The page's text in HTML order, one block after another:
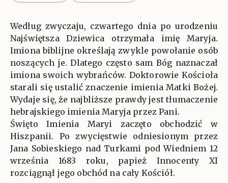
Według zwyczaju, czwartego dnia po urodzeniu
Najświętsza Dziewica otrzymała imię Maryja.
Imiona biblijne określają zwykle powołanie osób
noszących je. Dlatego często sam Bóg naznaczał
imiona swoich wybrańców. Doktorowie Kościoła
starali się ustalić znaczenie imienia Matki Bożej.
Wydaje się, że najbliższe prawdy jest tłumaczenie
hebrajskiego imienia Maryja przez Pani.
Święto Imienia Maryi zaczęto obchodzić w
Hiszpanii. Po zwycięstwie odniesionym przez
Jana Sobieskiego nad Turkami pod Wiedniem 12
września 1683 roku, papież Innocenty XI
rozciągnął jego obchód na cały Kościół.